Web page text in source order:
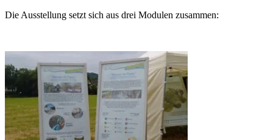
Die Ausstellung setzt sich aus drei Modulen zusammen: